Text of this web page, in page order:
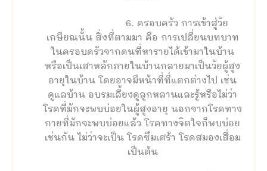
6. ครอบครัว การเข้าสู่วัย
เกษียณนั้น สิ่งที่ตามมา คือ การเปลี่ยนบทบาท
ในครอบครัวจากคนที่หารายได้เข้ามาในบ้าน
หรือเป็นเสาหลักภายในบ้านกลายมาเป็นวัยผู้สูง
อายุในบ้าน โดยอาจมีหน้าที่ที่แตกต่างไป เช่น
ดูแลบ้าน อบรมเลี้ยงดูลูกหลานและรู้หรือไม่ว่า
โรคที่มักจะพบบ่อยในผู้สูงอายุ นอกจากโรคทาง
กายที่มักจะพบบ่อยแล้ว โรคทางจิตใจก็พบบ่อย
เช่นกัน ไม่ว่าจะเป็น โรคซึมเศร้า โรคสมองเสื่อม
เป็นต้น